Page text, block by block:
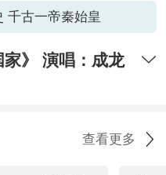
千古一帝秦始皇
》 演唱：成龙
查看更多